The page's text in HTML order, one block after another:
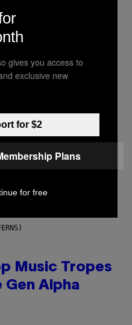
Music Tropes
Alpha
gives you access to
exclusive new
for $2
Plans
for free